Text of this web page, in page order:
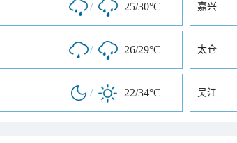
/ 25/30°C 嘉兴
/ 26/29°C 太仓
/ 22/34°C 吴江